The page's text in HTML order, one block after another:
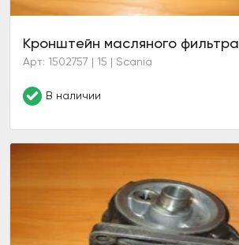
Кронштейн масляного фильтра
Арт: 1502757 | 15 | Scania
В наличии